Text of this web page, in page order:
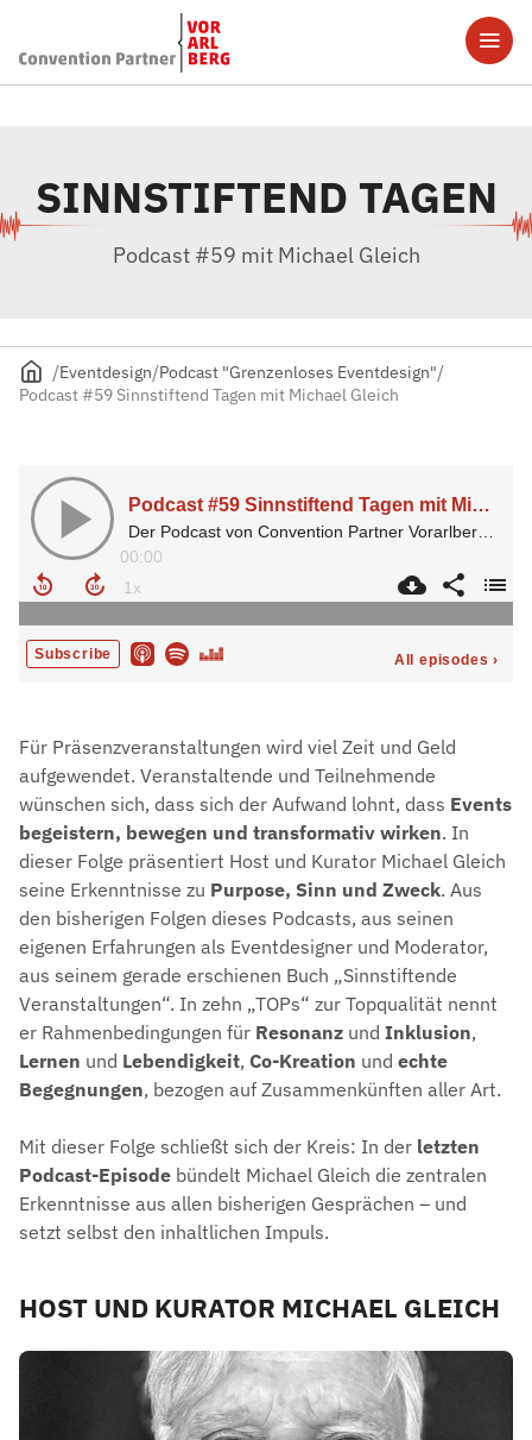
SINNSTIFTEND TAGEN
Podcast #59 mit Michael Gleich
Eventdesign Podcast "Grenzenloses Eventdesign"
Podcast #59 Sinnstiftend Tagen mit Michael Gleich
Für Präsenzveranstaltungen wird viel Zeit und Geld
aufgewendet. Veranstaltende und Teilnehmende
wünschen sich, dass sich der Aufwand lohnt, dass Events
begeistern, bewegen und transformativ wirken. In
dieser Folge präsentiert Host und Kurator Michael Gleich
seine Erkenntnisse zu Purpose, Sinn und Zweck. Aus
den bisherigen Folgen dieses Podcasts, aus seinen
eigenen Erfahrungen als Eventdesigner und Moderator,
aus seinem gerade erschienen Buch „Sinnstiftende
Veranstaltungen“. In zehn „TOPs“ zur Topqualität nennt
er Rahmenbedingungen für Resonanz und Inklusion,
Lernen und Lebendigkeit, Co-Kreation und echte
Begegnungen, bezogen auf Zusammenkünften aller Art.
Mit dieser Folge schließt sich der Kreis: In der letzten
Podcast-Episode bündelt Michael Gleich die zentralen
Erkenntnisse aus allen bisherigen Gesprächen – und
setzt selbst den inhaltlichen Impuls.
HOST UND KURATOR MICHAEL GLEICH